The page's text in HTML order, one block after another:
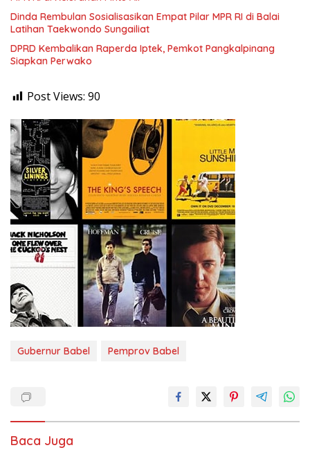
Dinda Rembulan Sosialisasikan Empat Pilar MPR RI di Balai
Latihan Taekwondo Sungailiat
DPRD Kembalikan Raperda Iptek, Pemkot Pangkalpinang
Siapkan Perwako
Post Views: 90
Gubernur Babel Pemprov Babel
Baca Juga